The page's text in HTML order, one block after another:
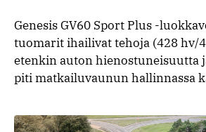
Genesis GV60 Sport Plus -
tuomarit ihailivat tehoja (428 hv/
etenkin auton hienostuneisuutta
piti matkailuvaunun hallinnassa